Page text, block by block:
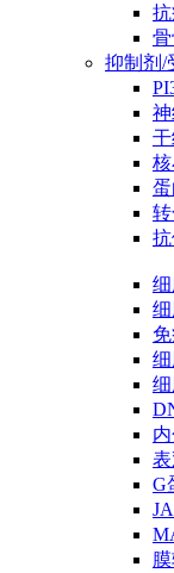
抗
抑制剂/
转
G